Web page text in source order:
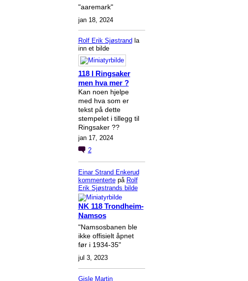
"aaremark"
jan 18, 2024
Rolf Erik Sjøstrand la
inn et bilde
118 I Ringsaker
men hva mer ?
Kan noen hjelpe
med hva som er
tekst på dette
stempelet i tillegg til
Ringsaker ??
jan 17, 2024
2
Einar Strand Enkerud
kommentertepå Rolf
Erik Sjøstrands bilde
NK 118 Trondheim-
Namsos
"Namsosbanen ble
ikke offisielt åpnet
før i 1934-35"
jul 3, 2023
Gisle Martin